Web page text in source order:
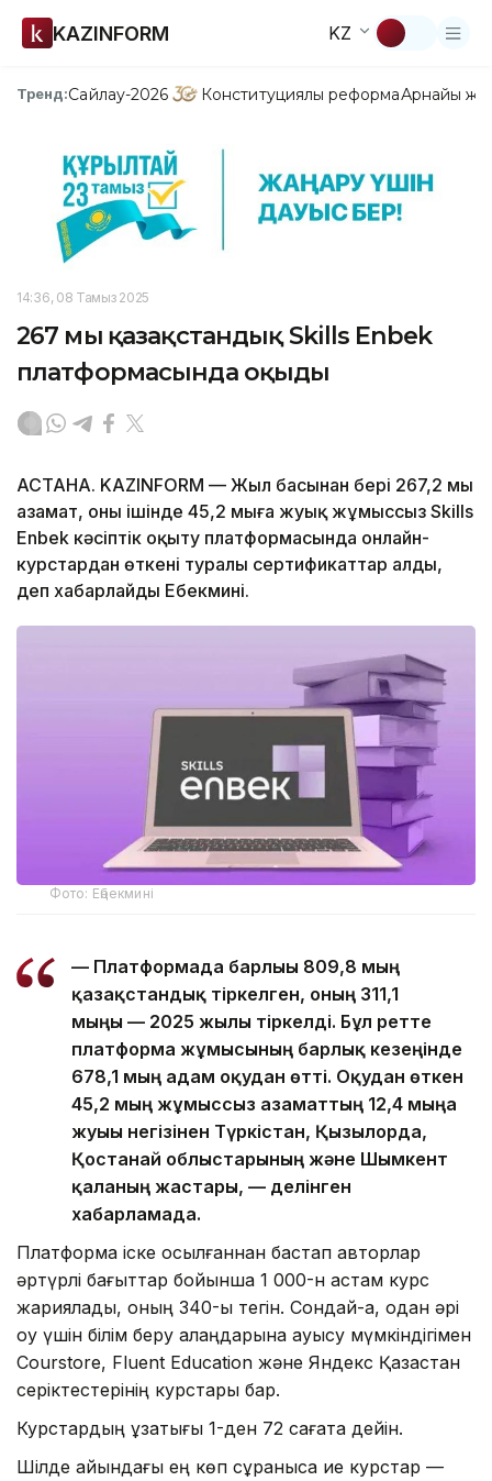
KAZINFORM KZ
Тренд:Сайлау-2026 Конституциялық реформаАрнайы
14:36, 08 Тамыз 2025
267 мың қазақстандық Skills Enbek
платформасында оқыды
АСТАНА. KAZINFORM — Жыл басынан бері 267,2 мың
азамат, оның ішінде 45,2 мыңға жуық жұмыссыз Skills
Enbek кәсіптік оқыту платформасында онлайн-
курстардан өткені туралы сертификаттар алды,
деп хабарлайды Еңбекмині.
Фото: Еңбекмині
— Платформада барлығы 809,8 мың
қазақстандық тіркелген, оның 311,1
мыңы — 2025 жылы тіркелді. Бұл ретте
платформа жұмысының барлық кезеңінде
678,1 мың адам оқудан өтті. Оқудан өткен
45,2 мың жұмыссыз азаматтың 12,4 мыңға
жуығы негізінен Түркістан, Қызылорда,
Қостанай облыстарының және Шымкент
қаланың жастары, — делінген
хабарламада.
Платформа іске қосылғаннан бастап авторлар
әртүрлі бағыттар бойынша 1 000-н астам курс
жариялады, оның 340-ы тегін. Сондай-ақ, одан әрі
оқу үшін білім беру алаңдарына ауысу мүмкіндігімен
Courstore, Fluent Education және Яндекс Қазақстан
серіктестерінің курстары бар.
Курстардың ұзақтығы 1-ден 72 сағатқа дейін.
Шілде айындағы ең көп сұранысқа ие курстар —